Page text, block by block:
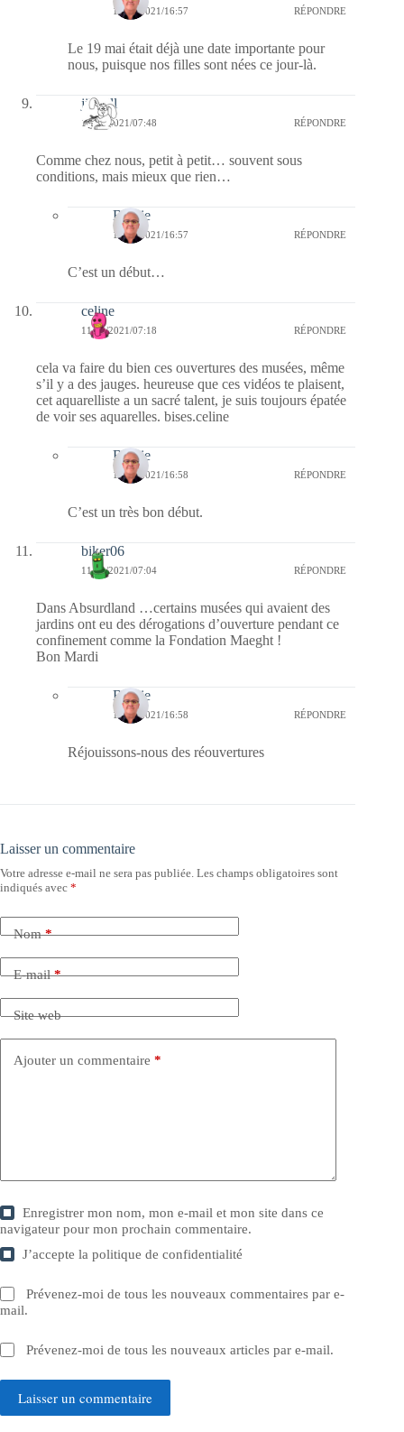
11/05/2021/16:57 RÉPONDRE
Le 19 mai était déjà une date importante pour
nous, puisque nos filles sont nées ce jour-là.
jill bill
11/05/2021/07:48 RÉPONDRE
Comme chez nous, petit à petit… souvent sous
conditions, mais mieux que rien…
Bernie
11/05/2021/16:57 RÉPONDRE
C’est un début…
celine
11/05/2021/07:18 RÉPONDRE
cela va faire du bien ces ouvertures des musées, même
s’il y a des jauges. heureuse que ces vidéos te plaisent,
cet aquarelliste a un sacré talent, je suis toujours épatée
de voir ses aquarelles. bises.celine
Bernie
11/05/2021/16:58 RÉPONDRE
C’est un très bon début.
biker06
11/05/2021/07:04 RÉPONDRE
Dans Absurdland …certains musées qui avaient des
jardins ont eu des dérogations d’ouverture pendant ce
confinement comme la Fondation Maeght !
Bon Mardi
Bernie
11/05/2021/16:58 RÉPONDRE
Réjouissons-nous des réouvertures
Laisser un commentaire
Votre adresse e-mail ne sera pas publiée. Les champs obligatoires sont
indiqués avec *
Nom*
E-mail*
Site web
Ajouter un commentaire *
Enregistrer mon nom, mon e-mail et mon site dans ce
navigateur pour mon prochain commentaire.
J’accepte lapolitique de confidentialité
Prévenez-moi de tous les nouveaux commentaires par e-
mail.
Prévenez-moi de tous les nouveaux articles par e-mail.
Laisser un commentaire